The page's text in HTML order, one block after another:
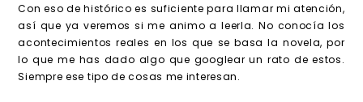
Con eso de histórico es suficiente para llamar mi atención,
así que ya veremos si me animo a leerla. No conocía los
acontecimientos reales en los que se basa la novela, por
lo que me has dado algo que googlear un rato de estos.
Siempre ese tipo de cosas me interesan.